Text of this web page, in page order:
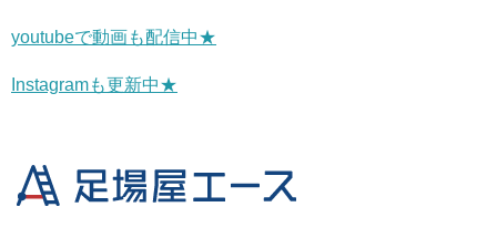
youtubeで動画も配信中★
Instagramも更新中★